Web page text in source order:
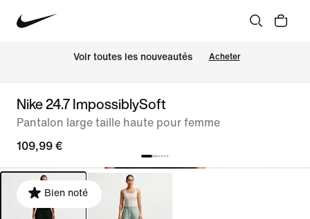
Voir toutes les nouveautés Acheter
Nike 24.7 ImpossiblySoft
Pantalon large taille haute pour femme
109,99 €
Bien noté